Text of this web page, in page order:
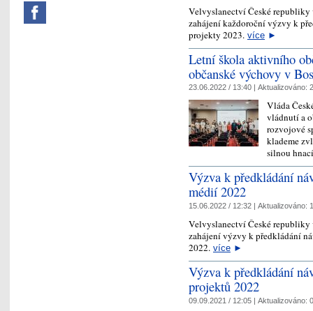
Velvyslanectví České
zahájení každoroční výzvy k
projekty 2023. více ►
Letní škola aktivního
občanské výchovy v
23.06.2022 / 13:40 | Aktualizováno:
Vláda
vládnutí a
rozvojové
klademe
silnou
Výzva k předkládání
médií 2022
15.06.2022 / 12:32 | Aktualizováno:
Velvyslanectví České
zahájení výzvy k předkládání
2022. více ►
Výzva k předkládání
projektů 2022
09.09.2021 / 12:05 | Aktualizováno: